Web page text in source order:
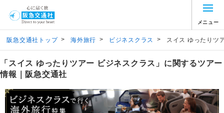
メニュー
阪急交通社トップ > 海外旅行 > ビジネスクラス > スイス ゆったりツ
「スイス ゆったりツアー ビジネスクラス」に関するツアー
情報｜阪急交通社